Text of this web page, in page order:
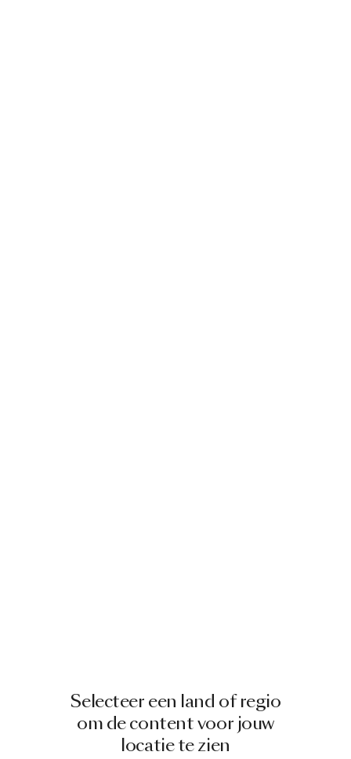
Selecteer een land of regio
om de content voor jouw
locatie te zien